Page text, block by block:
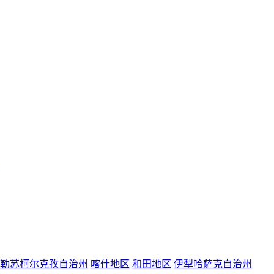
苏柯尔克孜自治州 喀什地区 和田地区 伊犁哈萨克自治州